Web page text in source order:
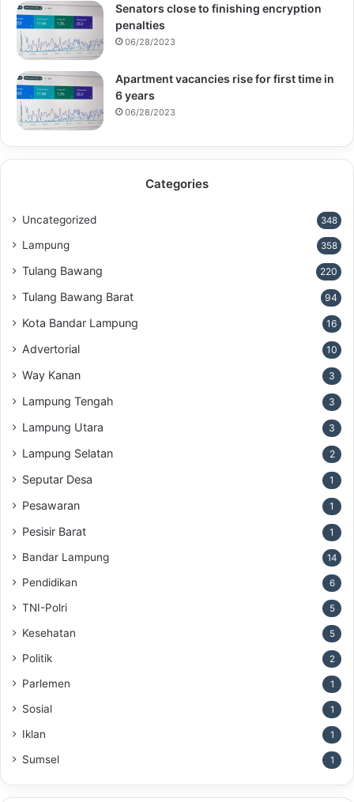
Senators close to finishing encryption
penalties
06/28/2023
Apartment vacancies rise for first time in
6 years
06/28/2023
Categories
Uncategorized 348
Lampung 358
Tulang Bawang 220
Tulang Bawang Barat 94
Kota Bandar Lampung 16
Advertorial 10
Way Kanan 3
Lampung Tengah 3
Lampung Utara 3
Lampung Selatan 2
Seputar Desa 1
Pesawaran 1
Pesisir Barat 1
Bandar Lampung 14
Pendidikan 6
TNI-Polri 5
Kesehatan 5
Politik 2
Parlemen 1
Sosial 1
Iklan 1
Sumsel 1